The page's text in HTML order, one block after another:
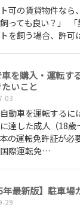
ト可の賃貸物件なら
っても良い？」
を飼う場合、許
車を購入・運転す
いこと
03
動車を運転するに
達した成人（18歳
の運転免許証が必
際運転免…
年最新版】駐車場
29